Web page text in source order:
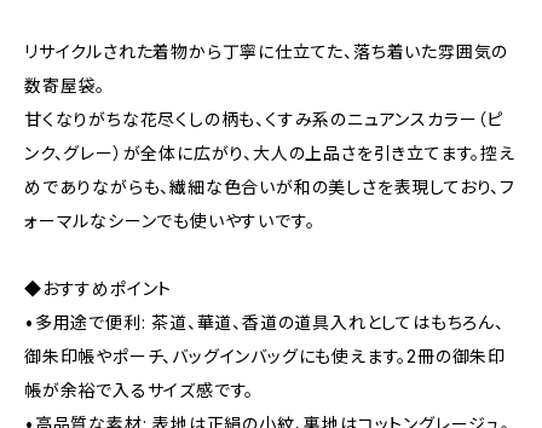
リサイクルされた着物から丁寧に仕立てた、落ち着いた雰囲気の
数寄屋袋。
甘くなりがちな花尽くしの柄も、くすみ系のニュアンスカラー（ピ
ンク、グレー）が全体に広がり、大人の上品さを引き立てます。控え
めでありながらも、繊細な色合いが和の美しさを表現しており、フ
ォーマルなシーンでも使いやすいです。
◆おすすめポイント
•多用途で便利: 茶道、華道、香道の道具入れとしてはもちろん、
御朱印帳やポーチ、バッグインバッグにも使えます。2冊の御朱印
帳が余裕で入るサイズ感です。
•高品質な素材: 表地は正絹の小紋、裏地はコットングレージュ。